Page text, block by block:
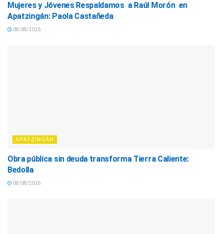
Mujeres y Jóvenes Respaldamos a Raúl Morón en
Apatzingán: Paola Castañeda
08/08/2026
APATZINGÁN
Obra pública sin deuda transforma Tierra Caliente:
Bedolla
08/08/2026